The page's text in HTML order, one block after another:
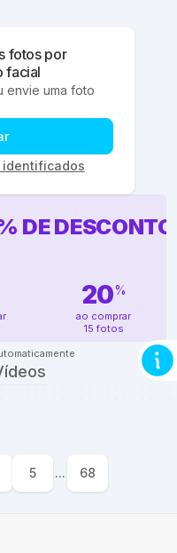
fotos por
facial
envie uma foto
identificados
DE DESCONTO
20%
ao comprar
15 fotos
5 ... 68